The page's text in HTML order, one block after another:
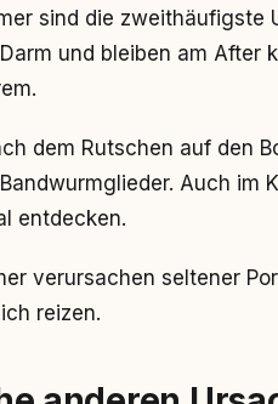
sind die zweithäufigste
und bleiben am After
dem Rutschen auf den
Auch im
entdecken.
verursachen seltener
reizen.